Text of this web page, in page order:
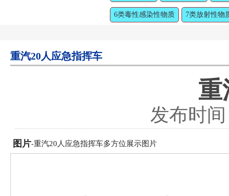
6类毒性感染性物质 7类放射性物
重汽20人应急指挥车
重
发布时
图片-重汽20人应急指挥车多方位展示图片